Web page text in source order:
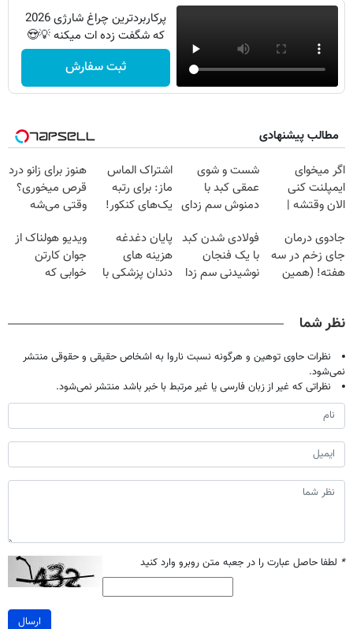
پرکاربردترین چراغ شارژی 2026
که شگفت زده ات میکنه 💡😍
ثبت سفارش
مطالب پیشنهادی
اگر میخوای
ایمپلنت کنی
الان وقتشه |
میلیون تومان!!!
شست و شوی
عمقی کبد با
دمنوش سم زدای
اشتراک الماس
ماز: برای رتبه
یک‌های کنکور!
هنوز برای زانو درد
قرص میخوری؟
وقتی می‌شه
درمانش کرد؟؟؟؟
جادوی درمان
جای زخم در سه
هفته! (همین
فولادی شدن کبد
با یک فنجان
نوشیدنی سم زدا
پایان دغدغه
هزینه های
دندان پزشکی با
ویدیو هولناک از
جوان کارتن
خوابی که
نظر شما
نظرات حاوی توهین و هرگونه نسبت ناروا به اشخاص حقیقی و حقوقی منتشر
نمی‌شود.
نظراتی که غیر از زبان فارسی یا غیر مرتبط با خبر باشد منتشر نمی‌شود.
* لطفا حاصل عبارت را در جعبه متن روبرو وارد کنید
ارسال